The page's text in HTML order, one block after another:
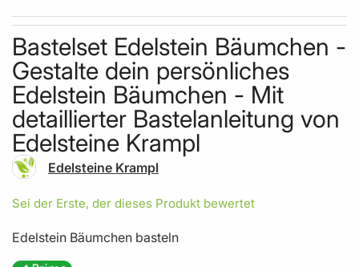
Skip to the beginning of the images gallery
Bastelset Edelstein Bäumchen -
Gestalte dein persönliches
Edelstein Bäumchen - Mit
detaillierter Bastelanleitung von
Edelsteine Krampl
Edelsteine Krampl
Sei der Erste, der dieses Produkt bewertet
Edelstein Bäumchen basteln